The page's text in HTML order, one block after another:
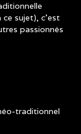
ce sujet), c'est
passionnés
traditionnel